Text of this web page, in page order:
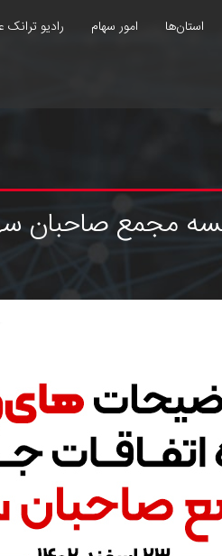
استان‌ها امور سهام رادیو
مجمع صاحبان